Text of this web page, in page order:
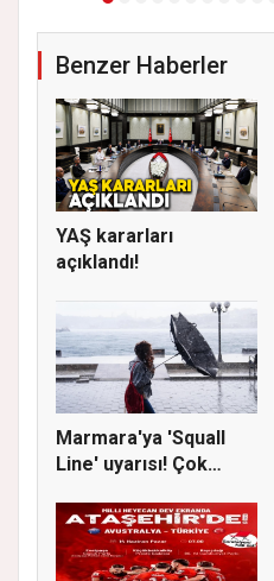
Benzer Haberler
YAŞ kararları
açıklandı!
Marmara'ya 'Squall
Line' uyarısı! Çok